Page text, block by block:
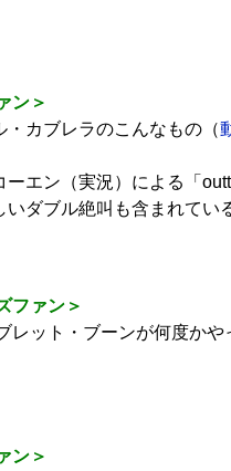
ン＞
カブレラのこんなもの（
ン（実況）による「
いダブル絶叫も含まれてい
ファン＞
ット・ブーンが何度かや
ン＞